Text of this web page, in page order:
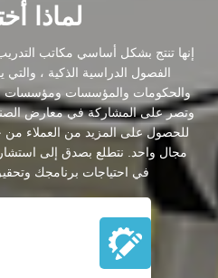
لماذا
إنها تنتج بشكل أساسي مكاتب
الفصول الدراسية الذكية ،
والحكومات والمؤسسات ومؤسسات
وتصر على المشاركة في معارض
للحصول على المزيد من العملاء من
مجال واحد. نتطلع بصدق إلى
في احتياجات برنامجك
منتج: